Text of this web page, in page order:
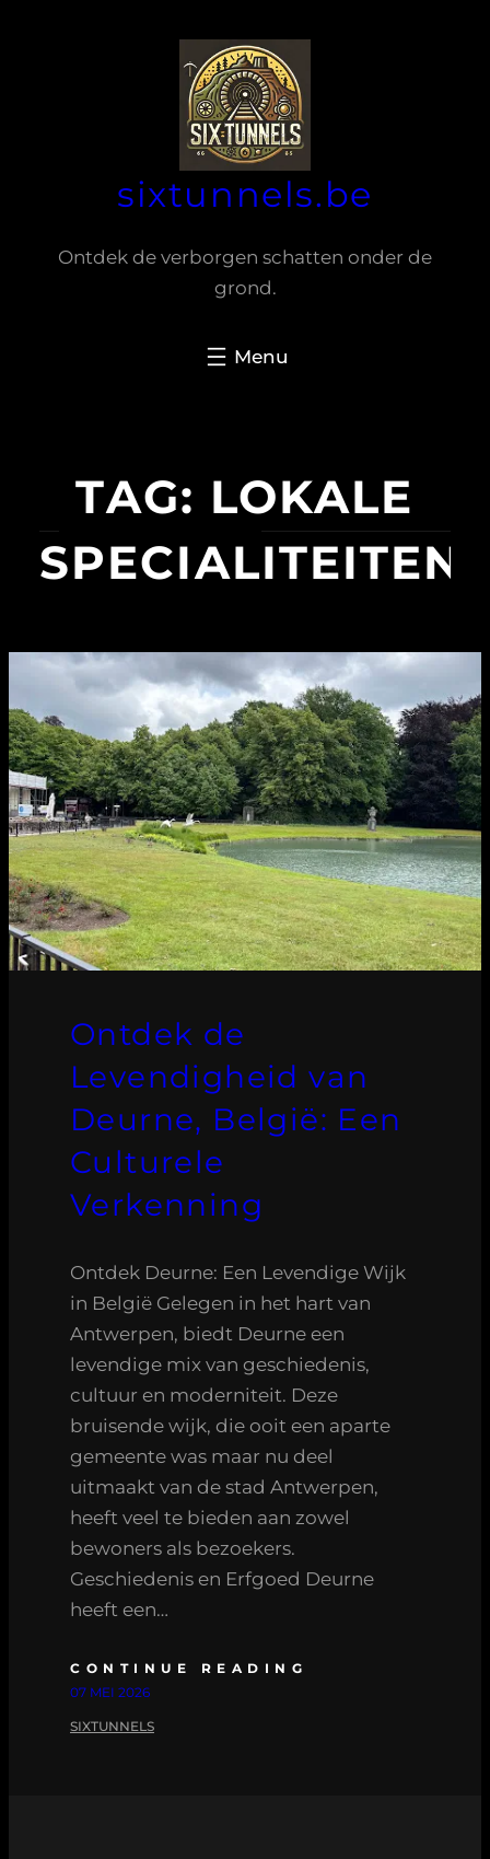
sixtunnels.be
Ontdek de verborgen schatten onder de
grond.
TAG: LOKALE
SPECIALITEITEN
Ontdek de
Levendigheid van
Deurne, België: Een
Culturele
Verkenning
Ontdek Deurne: Een Levendige Wijk
in België Gelegen in het hart van
Antwerpen, biedt Deurne een
levendige mix van geschiedenis,
cultuur en moderniteit. Deze
bruisende wijk, die ooit een aparte
gemeente was maar nu deel
uitmaakt van de stad Antwerpen,
heeft veel te bieden aan zowel
bewoners als bezoekers.
Geschiedenis en Erfgoed Deurne
heeft een…
CONTINUE READING
07 MEI 2026
SIXTUNNELS